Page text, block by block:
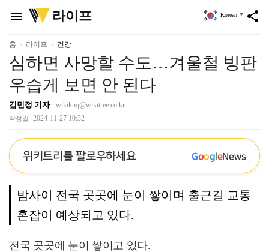
menu
위
키
리
라이프 share
Korean ▼
홈 라이프 건강
심하면 사망할 수도…겨울철 빙판
우습게 보면 안 된다
김민정 기자 wikikmj@wikitree.co.kr
작성일 2024-11-27 10:32
위키트리를 팔로우하세요 GoogleNews
밤사이 전국 곳곳에 눈이 쌓이며 출근길 교통
혼잡이 예상되고 있다.
전국 곳곳에 눈이 쌓이고 있다.